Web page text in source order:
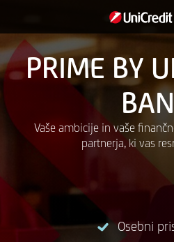
PRIME BY
Vaše ambicije in vaše
partnerja, ki vas
Osebni